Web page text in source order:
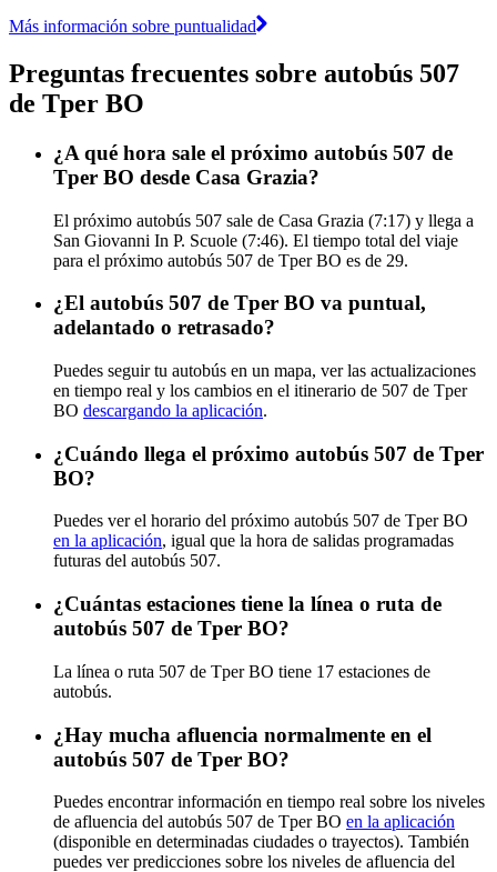
Más información sobre puntualidad
Preguntas frecuentes sobre autobús 507
de Tper BO
¿A qué hora sale el próximo autobús 507 de
Tper BO desde Casa Grazia?
El próximo autobús 507 sale de Casa Grazia (7:17) y llega a
San Giovanni In P. Scuole (7:46). El tiempo total del viaje
para el próximo autobús 507 de Tper BO es de 29.
¿El autobús 507 de Tper BO va puntual,
adelantado o retrasado?
Puedes seguir tu autobús en un mapa, ver las actualizaciones
en tiempo real y los cambios en el itinerario de 507 de Tper
BO descargando la aplicación.
¿Cuándo llega el próximo autobús 507 de Tper
BO?
Puedes ver el horario del próximo autobús 507 de Tper BO
en la aplicación, igual que la hora de salidas programadas
futuras del autobús 507.
¿Cuántas estaciones tiene la línea o ruta de
autobús 507 de Tper BO?
La línea o ruta 507 de Tper BO tiene 17 estaciones de
autobús.
¿Hay mucha afluencia normalmente en el
autobús 507 de Tper BO?
Puedes encontrar información en tiempo real sobre los niveles
de afluencia del autobús 507 de Tper BO en la aplicación
(disponible en determinadas ciudades o trayectos). También
puedes ver predicciones sobre los niveles de afluencia del